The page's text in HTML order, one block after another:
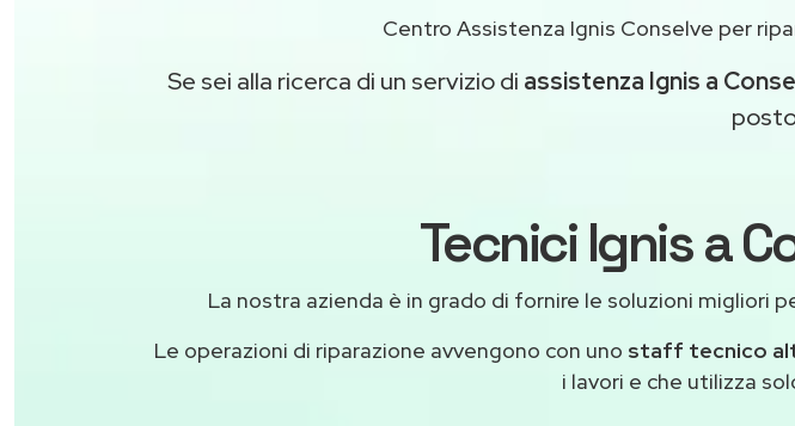
Centro Assistenza Ignis Conselve per
Se sei alla ricerca di un servizio di assistenza Ignis a
Tecnici Ignis a
La nostra azienda è in grado di fornire le soluzioni migliori
Le operazioni di riparazione avvengono con uno staff tecnico
i lavori e che utilizza